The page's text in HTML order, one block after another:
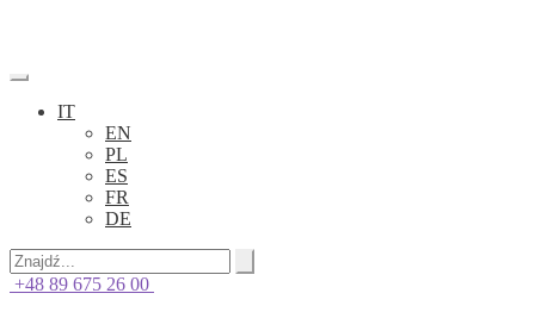
IT
EN
PL
ES
FR
DE
+48 89 675 26 00